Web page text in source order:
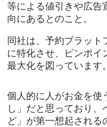
等による値引きや広告
向にあるとのこと。
同社は、予約プラット
に特化させ、ピンポイ
最大化を図っています。
個人的に人がお金を使
し」だと思っており
ど」が第一想起される